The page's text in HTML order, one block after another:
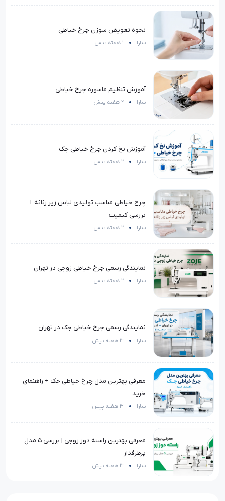
نحوه تعویض سوزن چرخ خیاطی
سارا 1 هفته پیش
آموزش تنظیم ماسوره چرخ خیاطی
سارا 2 هفته پیش
آموزش نخ کردن چرخ خیاطی جک
سارا 2 هفته پیش
چرخ خیاطی مناسب تولیدی لباس زیر زنانه +
بررسی کیفیت
سارا 2 هفته پیش
نمایندگی رسمی چرخ خیاطی زوجی در تهران
سارا 2 هفته پیش
نمایندگی رسمی چرخ خیاطی جک در تهران
سارا 3 هفته پیش
معرفی بهترین مدل چرخ خیاطی جک + راهنمای
خرید
سارا 3 هفته پیش
معرفی بهترین راسته دوز زوجی | بررسی 5 مدل
پرطرفدار
سارا 3 هفته پیش